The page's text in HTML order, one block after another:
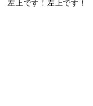
左上です！左上です！